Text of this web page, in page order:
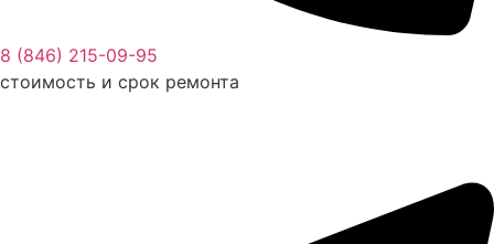
8 (846) 215-09-95
стоимость и срок ремонта